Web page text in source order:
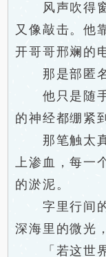
风声吹得窗
又像敲击。他
开哥哥邢斓的
那是部匿名
他只是随手
的神经都绷紧
那笔触太真
上渗血，每一
的淤泥。
字里行间的
深海里的微光
「若这世界